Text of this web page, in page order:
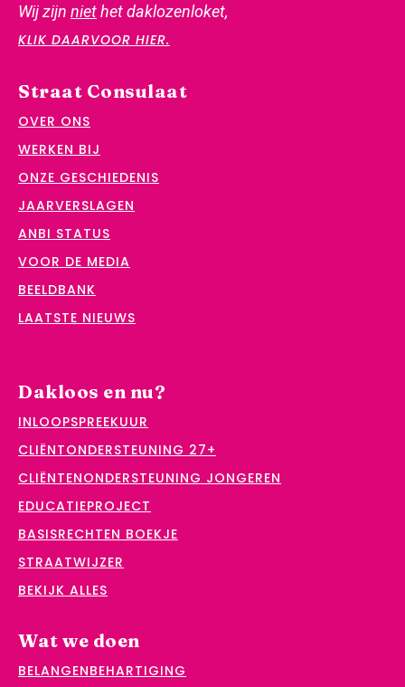
Wij zijn niethet daklozenloket,
KLIK DAARVOOR HIER.
Straat Consulaat
OVER ONS
WERKEN BIJ
ONZE GESCHIEDENIS
JAARVERSLAGEN
ANBI STATUS
VOOR DE MEDIA
BEELDBANK
LAATSTE NIEUWS
Dakloos en nu?
INLOOPSPREEKUUR
CLIËNTONDERSTEUNING 27+
CLIËNTENONDERSTEUNING JONGEREN
EDUCATIEPROJECT
BASISRECHTEN BOEKJE
STRAATWIJZER
BEKIJK ALLES
Wat we doen
BELANGENBEHARTIGING